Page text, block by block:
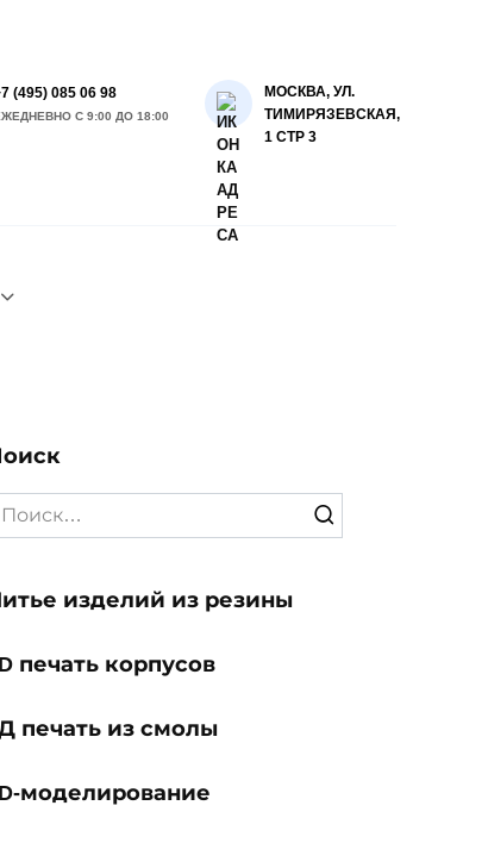
(495) 085 06 98
С 9:00 ДО 18:00
МОСКВА, УЛ.
ТИМИРЯЗЕВСКАЯ,
1 СТР 3
изделий из резины
печать корпусов
печать из смолы
моделирование